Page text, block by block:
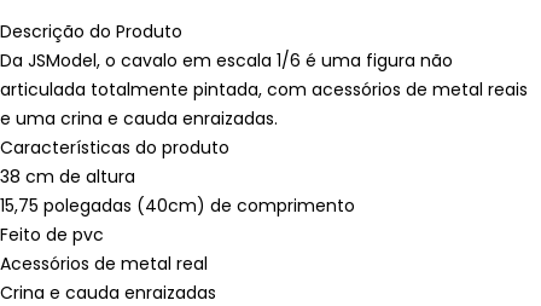
Descrição do Produto
Da JSModel, o cavalo em escala 1/6 é uma figura não
articulada totalmente pintada, com acessórios de metal reais
e uma crina e cauda enraizadas.
Características do produto
38 cm de altura
15,75 polegadas (40cm) de comprimento
Feito de pvc
Acessórios de metal real
Crina e cauda enraizadas